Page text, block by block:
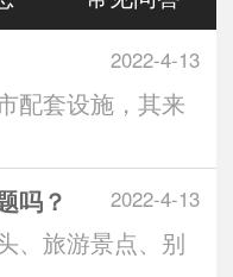
2022-4-13
配套设施，其来
2022-4-13
吗？
、旅游景点、别